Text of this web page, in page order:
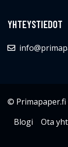
YHTEYSTIEDOT
© Primapaper.fi
Blogi
Ota